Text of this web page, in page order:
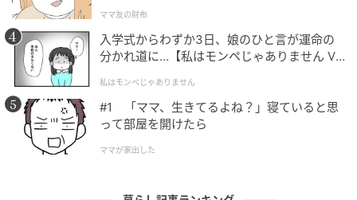
補給にもぴったりなドリンクウェアです☆
ステンレスハンドル付きストロータンブラー
ズートピア／ニック
ママ友の財布
入学式からわずか3日、娘のひと言が運命の
分かれ道に…【私はモンペじゃありません Vo
私はモンペじゃありません
#1 「ママ、生きてるよね？」寝ていると思
って部屋を開けたら
ママが家出した